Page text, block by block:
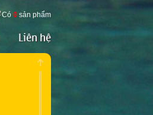
Có 0 sản phẩm
Liên hệ